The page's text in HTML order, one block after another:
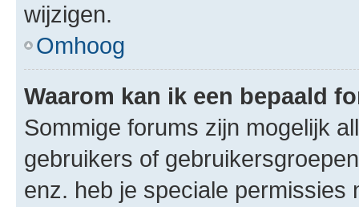
wijzigen.
Omhoog
Waarom kan ik een bepaald
Sommige forums zijn mogelijk
gebruikers of
enz. heb je speciale permissies